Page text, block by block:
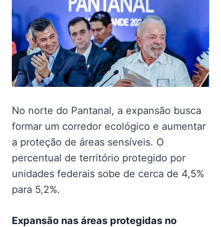
No norte do Pantanal, a expansão busca
formar um corredor ecológico e aumentar
a proteção de áreas sensíveis. O
percentual de território protegido por
unidades federais sobe de cerca de 4,5%
para 5,2%.
Expansão nas áreas protegidas no